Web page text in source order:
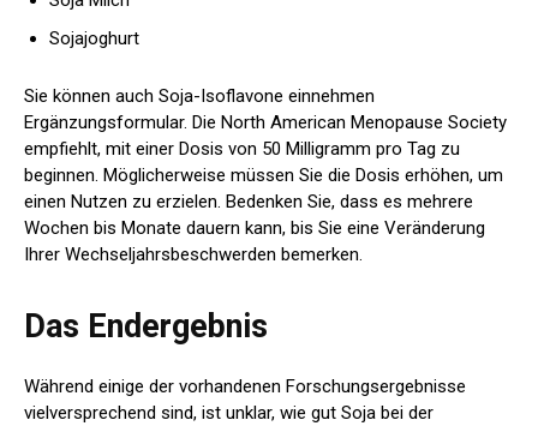
Sojajoghurt
Sie können auch Soja-Isoflavone einnehmen
Ergänzungsformular. Die North American Menopause Society
empfiehlt, mit einer Dosis von 50 Milligramm pro Tag zu
beginnen. Möglicherweise müssen Sie die Dosis erhöhen, um
einen Nutzen zu erzielen. Bedenken Sie, dass es mehrere
Wochen bis Monate dauern kann, bis Sie eine Veränderung
Ihrer Wechseljahrsbeschwerden bemerken.
Das Endergebnis
Während einige der vorhandenen Forschungsergebnisse
vielversprechend sind, ist unklar, wie gut Soja bei der